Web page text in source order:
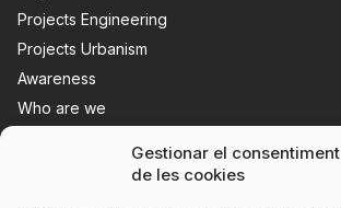
Gestionar el consentiment
de les cookies
Projects Engineering
Projects Urbanism
Awareness
Who are we